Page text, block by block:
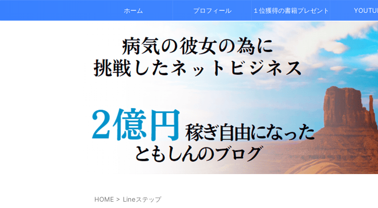
ホーム プロフィール １位獲得の書籍プレゼント
HOME > Lineステップ